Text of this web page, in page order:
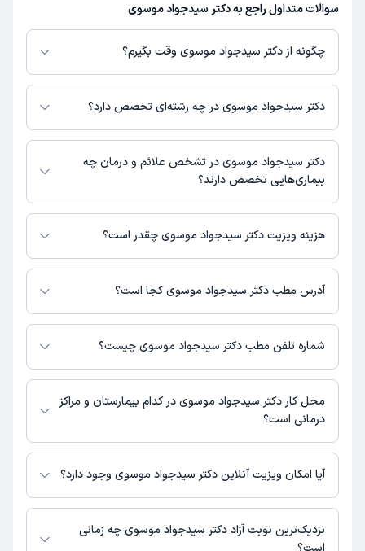
سوالات متداول راجع به دکتر سیدجواد موسوی
چگونه از دکتر سیدجواد موسوی وقت بگیرم؟
در صورتی کهدکتر سیدجواد موسویدارای پروفایل فعال و نوبت‌دهی باز در
پلتفرم دکترتو باشند، می‌توانید از طریق این پلتفرم برای دریافت نوبت اقدام کنید.
آدرس مطب، شماره تماس، برنامه حضور در مطب، تصاویر پزشک، ساعات کاری و
سایر اطلاعات مرتبط با خدمات پزشکی و نوبت‌گیری ممکن است در پروفایل ایشان
در دکترتو در دسترس باشد
دکتر سیدجواد موسوی در چه رشته‌ای تخصص دارد؟
دکتر سیدجواد موسوی در رشته‌های زیر (پزشکی) تخصص دارند:
جراحی عمومی
عمومی
دکتر سیدجواد موسوی در تشخص علائم و درمان چه
بیماری‌هایی تخصص دارند؟
دکتر سیدجواد موسوی در تشخیص علائم و درمان بیماری‌های مرتبط با جراحی
عمومی, عمومی فعالیت می‌کنند.
هزینه ویزیت دکتر سیدجواد موسوی چقدر است؟
برای اطلاع از هزینه ویزیت دکتر سیدجواد موسوی، لازم است با مطب تماس
بگیرید.آدرس مطب دکتر سیدجواد موسوی کجا است؟
دکتر سیدجواد موسوی 1 مطب فعال دارند. آدرس مطب‌های دکتر سیدجواد
موسوی به شرح زیر است.
شماره تلفن مطب دکتر سیدجواد موسوی چیست؟
مطب مجتمع شهر پزشکان : 09113190616
محل کار دکتر سیدجواد موسوی در کدام بیمارستان و مراکز
درمانی است؟
اطلاعاتی درباره محل فعالیت دکتر سیدجواد موسوی در مراکز درمانی در دسترس
نیست.
آیا امکان ویزیت آنلاین دکتر سیدجواد موسوی وجود دارد؟
در حال حاضر اطلاعاتی درباره ارائه ویزیت آنلاین توسط دکتر سیدجواد موسوی در
دسترس نیست. برای دریافت اطلاعات دقیق‌تر، لطفاً با مطب تماس بگیرید.
نزدیک‌ترین نوبت آزاد دکتر سیدجواد موسوی چه زمانی